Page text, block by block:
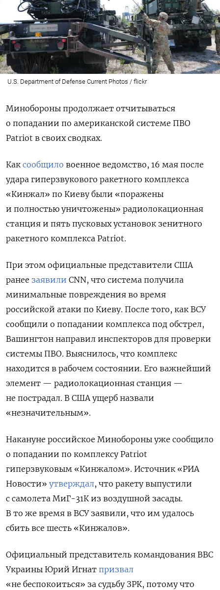
U.S. Department of Defense Current Photos / flickr
Минобороны продолжает отчитываться
о попадании по американской системе ПВО
Patriot в своих сводках.
Как сообщило военное ведомство, 16 мая после
удара гиперзвукового ракетного комплекса
«Кинжал» по Киеву были «поражены
и полностью уничтожены» радиолокационная
станция и пять пусковых установок зенитного
ракетного комплекса Patriot.
При этом официальные представители США
ранее заявили CNN, что система получила
минимальные повреждения во время
российской атаки по Киеву. После того, как ВСУ
сообщили о попадании комплекса под обстрел,
Вашингтон направил инспекторов для проверки
системы ПВО. Выяснилось, что комплекс
находится в рабочем состоянии. Его важнейший
элемент — радиолокационная станция —
не пострадал. В США ущерб назвали
«незначительным».
Накануне российское Минобороны уже сообщило
о попадании по комплексу Patriot
гиперзвуковым «Кинжалом». Источник «РИА
Новости» утверждал, что ракету выпустили
с самолета МиГ-31К из воздушной засады.
В то же время в ВСУ заявили, что им удалось
сбить все шесть «Кинжалов».
Официальный представитель командования ВВС
Украины Юрий Игнат призвал
«не беспокоиться» за судьбу ЗРК, потому что